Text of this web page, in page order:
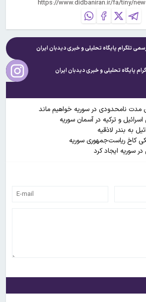
تلگرام پایگاه تحلیلی و خبریدیدبان ایران
پایگاه تحلیلی و خبریدیدبان ایران
مدت نامحدودی در سوریه خواهیم ماند
و ترکیه در آسمان سوریه
به بندر لاذقیه
کاخ ریاست‌جمهوری سوریه
سوریه ایجاد کرد